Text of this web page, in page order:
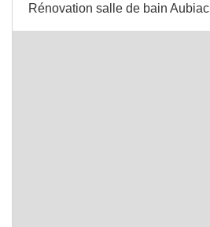
Rénovation salle de bain Aubiac